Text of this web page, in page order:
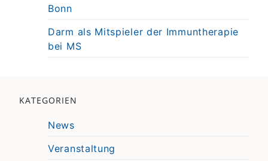
Bonn
Darm als Mitspieler der Immuntherapie
bei MS
KATEGORIEN
News
Veranstaltung